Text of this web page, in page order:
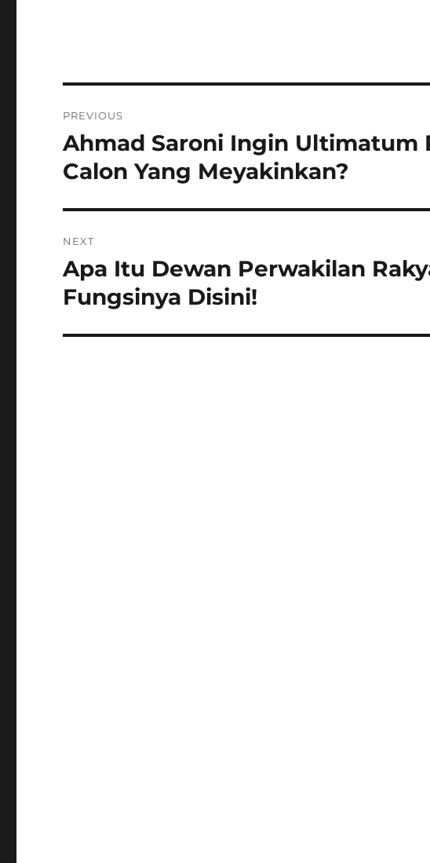
pos
PREVIOUS
Previous
post:
Ahmad Saroni Ingin Ultimatum
Calon Yang Meyakinkan?
NEXT
Next
post:
Apa Itu Dewan Perwakilan
Fungsinya Disini!